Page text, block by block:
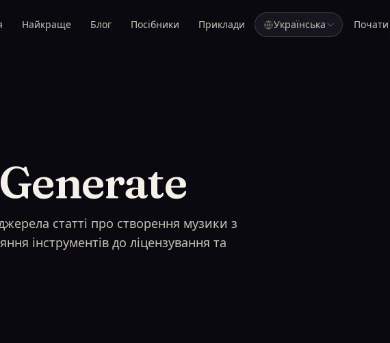
Найкраще Блог Посібники Приклади Українська Почати
статті про створення музики з
інструментів до ліцензування та